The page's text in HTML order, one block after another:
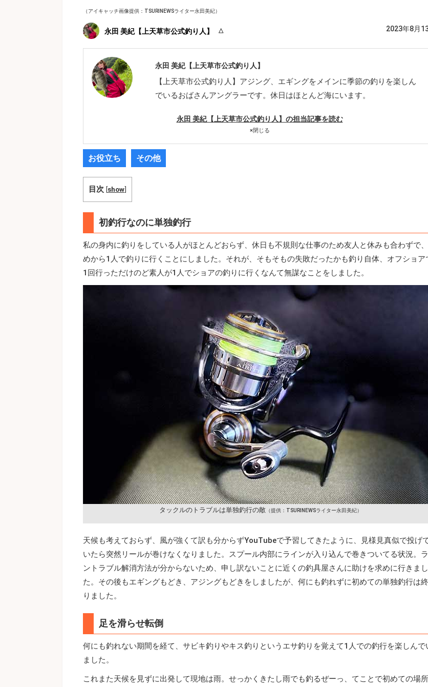
（アイキャッチ画像提供：TSURINEWSライター永田美紀）
永田 美紀【上天草市公式釣り人】 2023年8月
永田 美紀【上天草市公式釣り人】
【上天草市公式釣り人】アジング、エギングをメインに季節の釣りを楽しん
でいるおばさんアングラーです。休日はほとんど海にいます。
永田 美紀【上天草市公式釣り人】の担当記事を読む
×閉じる
お役立ち その他
目次 [show]
初釣行なのに単独釣行
私の身内に釣りをしている人がほとんどおらず、休日も不規則な仕事のため友人と休みも合わずで
めから1人で釣りに行くことにしました。それが、そもそもの失敗だったかも釣り自体、オフショア
1回行っただけのど素人が1人でショアの釣りに行くなんて無謀なことをしました。
タックルのトラブルは単独釣行の敵（提供：TSURINEWSライター永田美紀）
天候も考えておらず、風が強くて訳も分からずYouTubeで予習してきたように、見様見真似で投げ
いたら突然リールが巻けなくなりました。スプール内部にラインが入り込んで巻きついてる状況。
ントラブル解消方法が分からないため、申し訳ないことに近くの釣具屋さんに助けを求めに行きまし
た。その後もエギングもどき、アジングもどきをしましたが、何にも釣れずに初めての単独釣行は
りました。
足を滑らせ転倒
何にも釣れない期間を経て、サビキ釣りやキス釣りというエサ釣りを覚えて1人での釣行を楽しんで
ました。
これまた天候を見ずに出発して現地は雨。せっかくきたし雨でも釣るぜーっ、てことで初めての場所